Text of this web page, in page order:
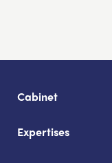
Cabinet
Expertises